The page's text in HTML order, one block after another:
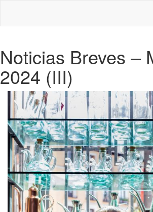
Noticias Breves –
2024 (III)